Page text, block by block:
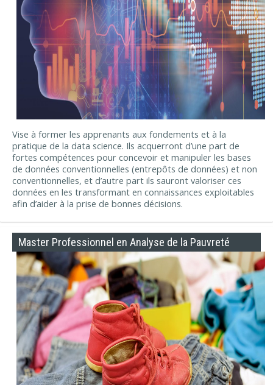
Vise à former les apprenants aux fondements et à la
pratique de la data science. Ils acquerront d’une part de
fortes compétences pour concevoir et manipuler les bases
de données conventionnelles (entrepôts de données) et non
conventionnelles, et d’autre part ils sauront valoriser ces
données en les transformant en connaissances exploitables
afin d’aider à la prise de bonnes décisions.
Master Professionnel en Analyse de la Pauvreté